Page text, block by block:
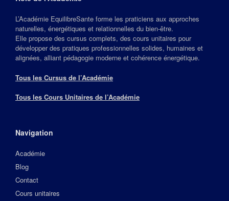
L’Académie EquilibreSante forme les praticiens aux approches
naturelles, énergétiques et relationnelles du bien‑être.
Elle propose des cursus complets, des cours unitaires pour
développer des pratiques professionnelles solides, humaines et
alignées, alliant pédagogie moderne et cohérence énergétique.
Tous les Cursus de l’Académie
Tous les Cours Unitaires de l’Académie
Navigation
Académie
Blog
Contact
Cours unitaires